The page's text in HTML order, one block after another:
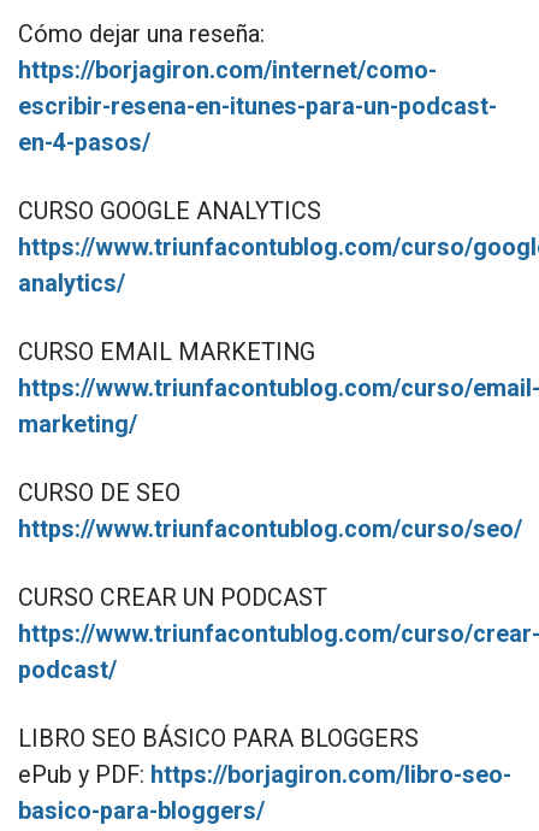
Cómo dejar una reseña:
https://borjagiron.com/internet/como-
escribir-resena-en-itunes-para-un-podcast-
en-4-pasos/
CURSO GOOGLE ANALYTICS
https://www.triunfacontublog.com/curso/
analytics/
CURSO EMAIL MARKETING
https://www.triunfacontublog.com/curso/email-
marketing/
CURSO DE SEO
https://www.triunfacontublog.com/curso/seo/
CURSO CREAR UN PODCAST
https://www.triunfacontublog.com/curso/crear-
podcast/
LIBRO SEO BÁSICO PARA BLOGGERS
ePub y PDF: https://borjagiron.com/libro-seo-
basico-para-bloggers/